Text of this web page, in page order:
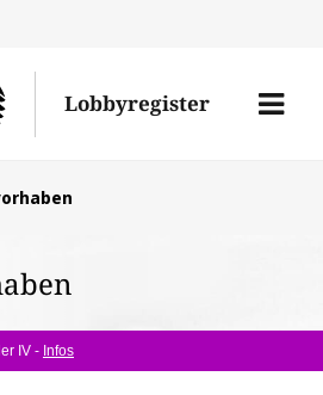
Lobbyregister
Menü
IV - Infos